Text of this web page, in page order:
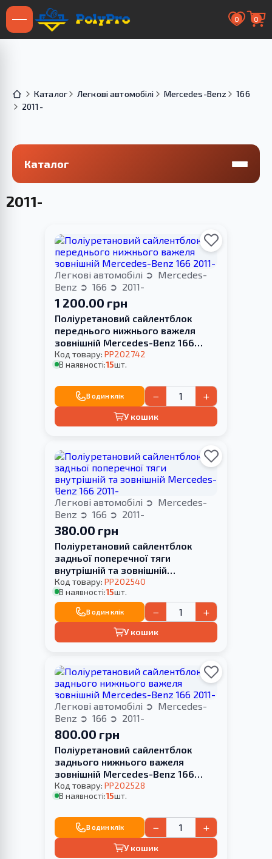
0 0
Каталог Легкові автомобілі Mercedes-Benz
166
2011-
Каталог
2011-
Легкові автомобілі
Mercedes-
Benz
166 2011-
1 200.00 грн
Поліуретановий сайлентблок
переднього нижнього важеля
зовнішній Mercedes-Benz 166
2011-
Код товару: PP202742
В наявності:15шт.
В один клік − +
У кошик
Легкові автомобілі
Mercedes-
Benz
166 2011-
380.00 грн
Поліуретановий сайлентблок
задньої поперечної тяги
внутрішній та зовнішній
Mercedes-Benz 166 2011-
Код товару: PP202540
В наявності:15шт.
В один клік − +
У кошик
Легкові автомобілі
Mercedes-
Benz
166 2011-
800.00 грн
Поліуретановий сайлентблок
заднього нижнього важеля
зовнішній Mercedes-Benz 166
2011-
Код товару: PP202528
В наявності:15шт.
В один клік − +
У кошик